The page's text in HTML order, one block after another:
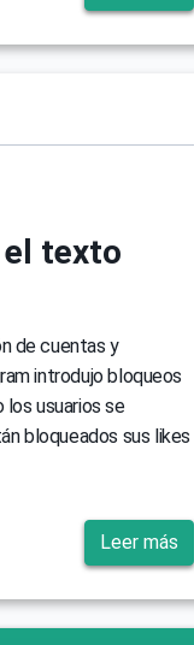
texto
de cuentas y
introdujo bloqueos
los usuarios se
bloqueados sus likes
Leer más